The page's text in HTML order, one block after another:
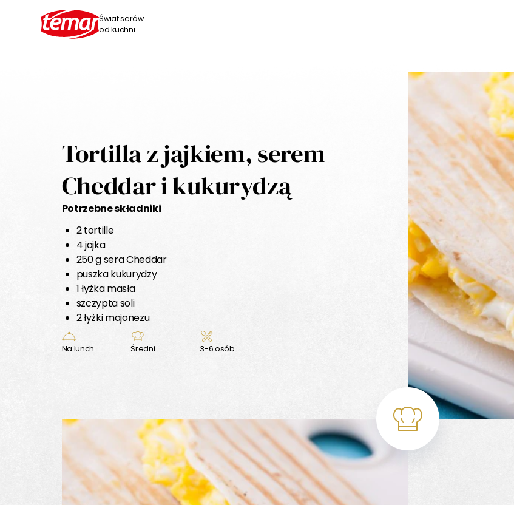
Świat serów
od kuchni
Tortilla z jajkiem, serem
Cheddar i kukurydzą
Potrzebne składniki
2 tortille
4 jajka
250 g sera Cheddar
puszka kukurydzy
1 łyżka masła
szczypta soli
2 łyżki majonezu
Na lunch Średni 3-6 osób